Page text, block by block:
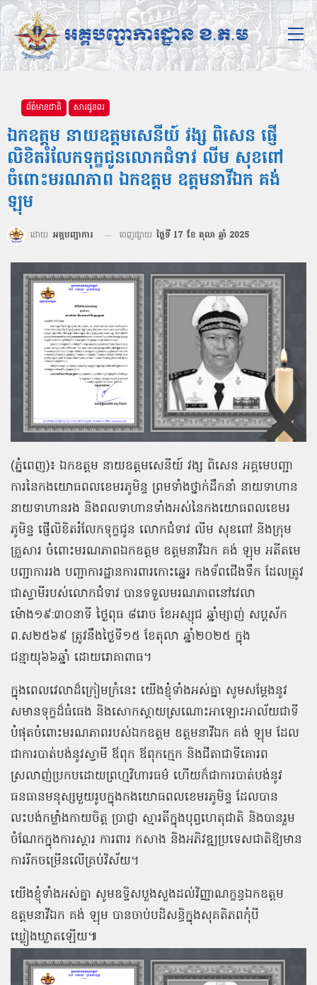
ព័ត៌មានជាតិ សារជូនពរ
ឯកឧត្ដម នាយឧត្ដមសេនីយ៍ វង្ស ពិសេន ផ្ញើ
លិខិតរំលែកទុក្ខជូនលោកជំទាវ លីម សុខពៅ
ចំពោះមរណភាព ឯកឧត្តម ឧត្តមនាវីឯក គង់
ឡុម
ដោយ អគ្គបញ្ជាការ ចេញផ្សាយ ថ្ងៃទី 17 ខែ តុលា ឆ្នាំ 2025
(ភ្នំពេញ)៖ ឯកឧត្ដម នាយឧត្ដមសេនីយ៍ វង្ស ពិសេន អគ្គមេបញ្ជា
ការនៃកងយោធពលខេមរភូមិន្ទ ព្រមទាំងថ្នាក់ដឹកនាំ នាយទាហាន
នាយទាហានរង និងពលទាហានទាំងអស់នៃកងយោធពលខេមរ
ភូមិន្ទ ផ្ញើលិខិតរំលែកទុក្ខជូន លោកជំទាវ លីម សុខពៅ និងក្រុម
គ្រួសារ ចំពោះមរណភាពឯកឧត្តម ឧត្តមនាវីឯក គង់ ឡុម អតីតមេ
បញ្ជាការរង បញ្ជាការដ្ឋានការពារកោះឆ្នេរ កងទ័ពជើងទឹក ដែលត្រូវ
ជាស្វាមីរបស់លោកជំទាវ បានទទួលមរណភាពនៅវេលា
ម៉ោង១៩:៣០នាទី ថ្ងៃពុធ ៨រោច ខែអស្សុជ ឆ្នាំម្សាញ់ សប្តស័ក
ព.ស២៥៦៩ ត្រូវនឹងថ្ងៃទី១៥ ខែតុលា ឆ្នាំ២០២៥ ក្នុង
ជន្មាយុ៦៦ឆ្នាំ ដោយរោគាពាធ។
ក្នុងពេលវេលាដ៏ក្រៀមក្រំនេះ យើងខ្ញុំទាំងអស់គ្នា សូមសម្តែងនូវ
សមានទុក្ខដ៏ធំធេង និងសោកស្តាយស្រណោះអាឡោះអាល័យជាទី
បំផុតចំពោះមរណភាពរបស់ឯកឧត្តម ឧត្តមនាវីឯក គង់ ឡុម ដែល
ជាការបាត់បង់នូវស្វាមី ឪពុក ឪពុកក្មេក និងជីតាជាទីគោរព
ស្រលាញ់ប្រកបដោយព្រហ្មវិហារធម៌ ហើយក៏ជាការបាត់បង់នូវ
ធនធានមនុស្សមួយរូបក្នុងកងយោធពលខេមរភូមិន្ទ ដែលបាន
លះបង់កម្លាំងកាយចិត្ត ប្រាជ្ញា ស្មារតីក្នុងបុព្វហេតុជាតិ និងបានរួម
ចំណែកក្នុងការស្តារ ការពារ កសាង និងអភិវឌ្ឍប្រទេសជាតិឱ្យមាន
ការរីកចម្រើនលើគ្រប់វិស័យ។
យើងខ្ញុំទាំងអស់គ្នា សូមឧទ្ទិសបួងសួងដល់វិញ្ញាណក្ខន្ធឯកឧត្តម
ឧត្តមនាវីឯក គង់ ឡុម បានចាប់បដិសន្ធិក្នុងសុគតិភពកុំបី
ឃ្លៀងឃ្លាតឡើយ៕